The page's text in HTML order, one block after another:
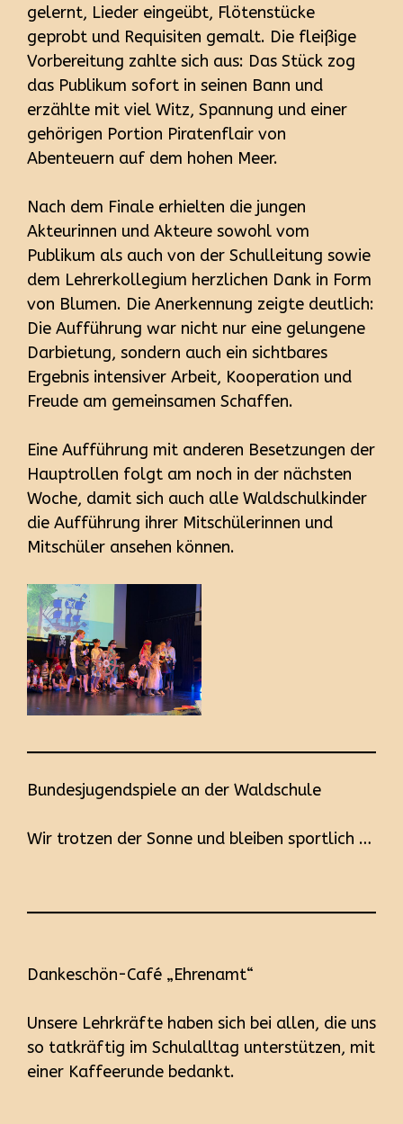
gelernt, Lieder eingeübt, Flötenstücke
geprobt und Requisiten gemalt. Die fleißige
Vorbereitung zahlte sich aus: Das Stück zog
das Publikum sofort in seinen Bann und
erzählte mit viel Witz, Spannung und einer
gehörigen Portion Piratenflair von
Abenteuern auf dem hohen Meer.
Nach dem Finale erhielten die jungen
Akteurinnen und Akteure sowohl vom
Publikum als auch von der Schulleitung sowie
dem Lehrerkollegium herzlichen Dank in Form
von Blumen. Die Anerkennung zeigte deutlich:
Die Aufführung war nicht nur eine gelungene
Darbietung, sondern auch ein sichtbares
Ergebnis intensiver Arbeit, Kooperation und
Freude am gemeinsamen Schaffen.
Eine Aufführung mit anderen Besetzungen der
Hauptrollen folgt am noch in der nächsten
Woche, damit sich auch alle Waldschulkinder
die Aufführung ihrer Mitschülerinnen und
Mitschüler ansehen können.
Bundesjugendspiele an der Waldschule
Wir trotzen der Sonne und bleiben sportlich …
Dankeschön-Café „Ehrenamt“
Unsere Lehrkräfte haben sich bei allen, die uns
so tatkräftig im Schulalltag unterstützen, mit
einer Kaffeerunde bedankt.